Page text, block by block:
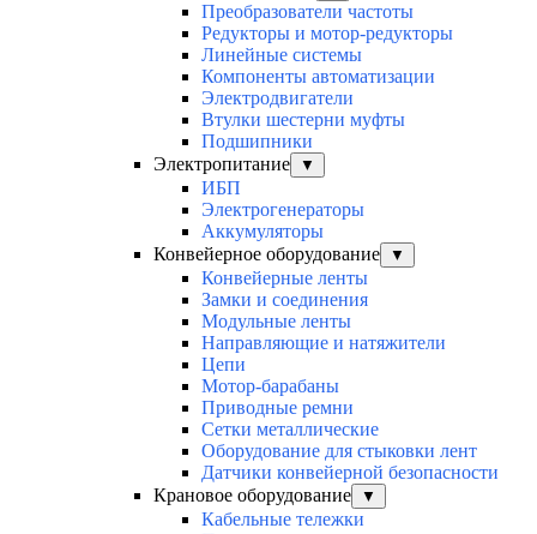
Преобразователи частоты
Редукторы и мотор-редукторы
Линейные системы
Компоненты автоматизации
Электродвигатели
Втулки шестерни муфты
Подшипники
Электропитание
▼
ИБП
Электрогенераторы
Аккумуляторы
Конвейерное оборудование
▼
Конвейерные ленты
Замки и соединения
Модульные ленты
Направляющие и натяжители
Цепи
Мотор-барабаны
Приводные ремни
Сетки металлические
Оборудование для стыковки лент
Датчики конвейерной безопасности
Крановое оборудование
▼
Кабельные тележки